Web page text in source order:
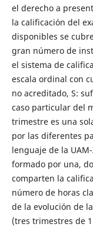
el derecho a
la calificación del
disponibles se
gran número de
el sistema de
escala ordinal con
no acreditado, S:
caso particular del
trimestre es una
por las diferentes
lenguaje de la
formado por una,
comparten la
número de horas
de la evolución de
(tres trimestres de